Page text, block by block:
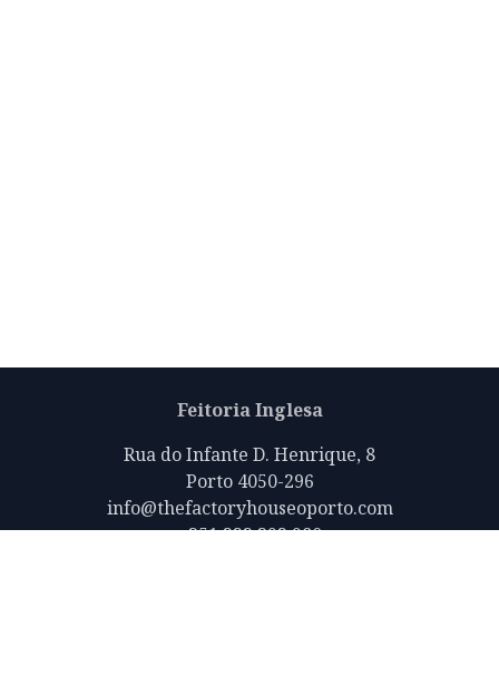
Feitoria Inglesa
Rua do Infante D. Henrique, 8
Porto 4050-296
info@thefactoryhouseoporto.com
+351 223 392 980